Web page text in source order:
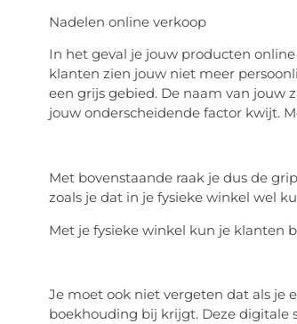
Nadelen online verkoop
In het geval je jouw producten
klanten zien jouw niet meer
een grijs gebied. De naam van jouw
jouw onderscheidende factor kwijt.
Met bovenstaande raak je dus de
zoals je dat in je fysieke winkel wel
Met je fysieke winkel kun je klanten
Je moet ook niet vergeten dat als je
boekhouding bij krijgt. Deze digitale